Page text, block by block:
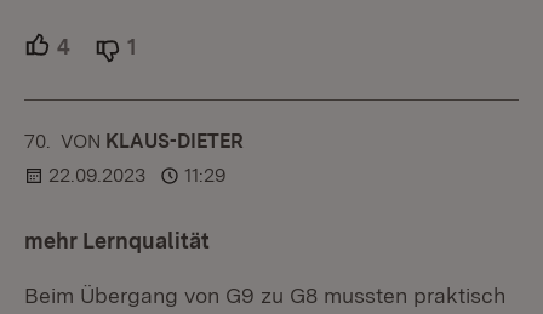
4 Unterstützer.
1
70. KOMMENTAR
VON :KLAUS-DIETER
22.09.2023
11:29
mehr Lernqualität
Beim Übergang von G9 zu G8 mussten praktisch